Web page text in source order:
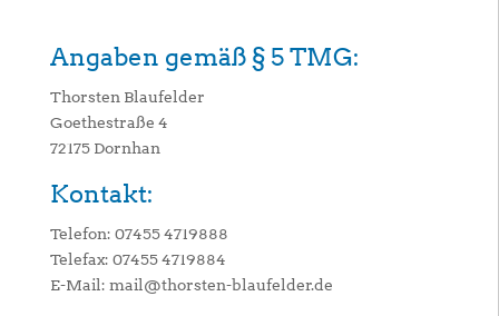
Angaben gemäß § 5 TMG:
Thorsten Blaufelder
Goethestraße 4
72175 Dornhan
Kontakt:
Telefon: 07455 4719888
Telefax: 07455 4719884
E-Mail: mail@thorsten-blaufelder.de